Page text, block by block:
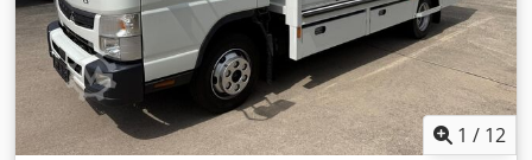
1 / 12